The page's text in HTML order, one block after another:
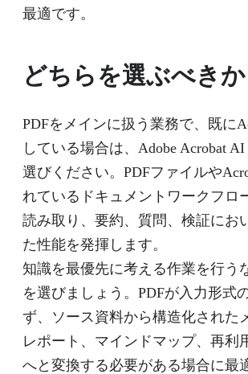
最適です。
どちらを選ぶべきか
PDFをメインに扱う業務で、既に
している場合は、Adobe Acrobat AI
選びください。PDFファイルや
れているドキュメントワークフロ
読み取り、要約、質問、検証にお
た性能を発揮します。
知識を最優先に考える作業を行う
を選びましょう。PDFが入力形式
ず、ソース資料から構造化された
レポート、マインドマップ、再利
へと変換する必要がある場合に最